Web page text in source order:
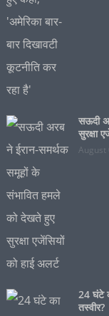
सऊदी
सुरक्षा
August
24 घंटे
तस्वीर?